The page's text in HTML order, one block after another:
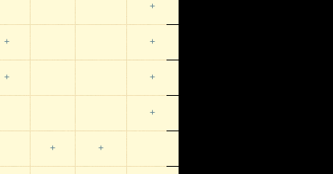
+
+ +
+ +
+
+ +